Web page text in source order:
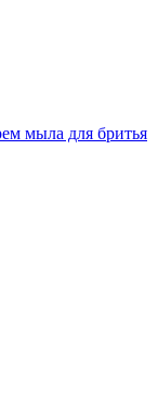
мыла для бритья